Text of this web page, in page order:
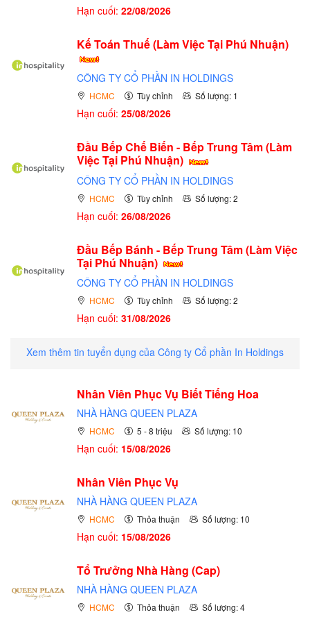
Hạn cuối: 22/08/2026
Kế Toán Thuế (Làm Việc Tại Phú Nhuận)
CÔNG TY CỔ PHẦN IN HOLDINGS
HCMC Tùy chỉnh Số lượng: 1
Hạn cuối: 25/08/2026
Đầu Bếp Chế Biến - Bếp Trung Tâm (Làm
Việc Tại Phú Nhuận)
CÔNG TY CỔ PHẦN IN HOLDINGS
HCMC Tùy chỉnh Số lượng: 2
Hạn cuối: 26/08/2026
Đầu Bếp Bánh - Bếp Trung Tâm (Làm Việc
Tại Phú Nhuận)
CÔNG TY CỔ PHẦN IN HOLDINGS
HCMC Tùy chỉnh Số lượng: 2
Hạn cuối: 31/08/2026
Xem thêm tin tuyển dụng của Công ty Cổ phần In Holdings
Nhân Viên Phục Vụ Biết Tiếng Hoa
NHÀ HÀNG QUEEN PLAZA
HCMC 5 - 8 triệu Số lượng: 10
Hạn cuối: 15/08/2026
Nhân Viên Phục Vụ
NHÀ HÀNG QUEEN PLAZA
HCMC Thỏa thuận Số lượng: 10
Hạn cuối: 15/08/2026
Tổ Trưởng Nhà Hàng (Cap)
NHÀ HÀNG QUEEN PLAZA
HCMC Thỏa thuận Số lượng: 4